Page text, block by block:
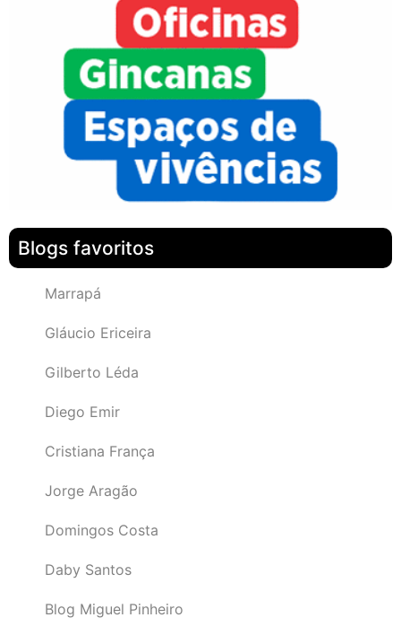
Blogs favoritos
Marrapá
Gláucio Ericeira
Gilberto Léda
Diego Emir
Cristiana França
Jorge Aragão
Domingos Costa
Daby Santos
Blog Miguel Pinheiro